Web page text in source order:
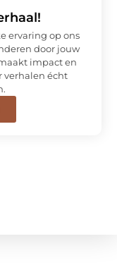
ervaring op ons
door jouw
impact en
verhalen écht